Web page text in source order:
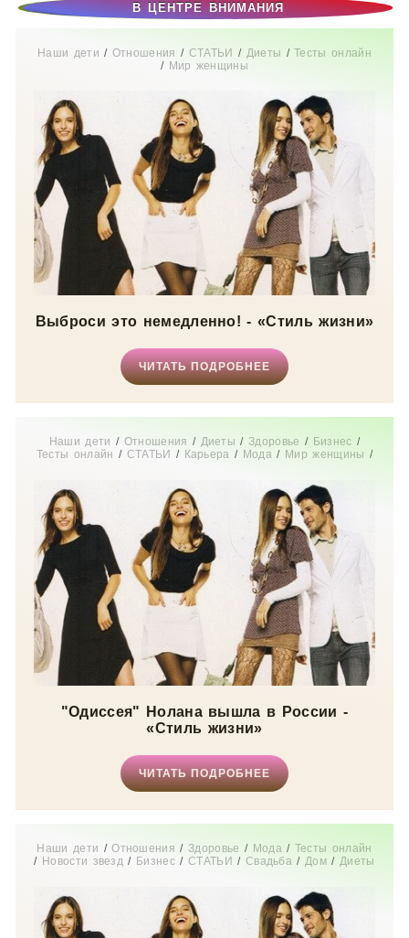
В ЦЕНТРЕ ВНИМАНИЯ
Наши дети / Отношения / СТАТЬИ / Диеты /Тесты онлайн
/ Мир женщины
Выброси это немедленно! - «Стиль жизни»
ЧИТАТЬ ПОДРОБНЕЕ
Наши дети / Отношения / Диеты /Здоровье / Бизнес /
Тесты онлайн / СТАТЬИ / Карьера / Мода / Мир женщины /
"Одиссея" Нолана вышла в России -
«Стиль жизни»
ЧИТАТЬ ПОДРОБНЕЕ
Наши дети /Отношения /Здоровье / Мода / Тесты онлайн
/ Новости звезд / Бизнес / СТАТЬИ / Свадьба / Дом / Диеты